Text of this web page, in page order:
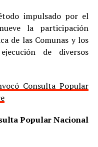
impulsado por el
la participación
de las Comunas y los
de diversos
Consulta Popular
Popular Nacional